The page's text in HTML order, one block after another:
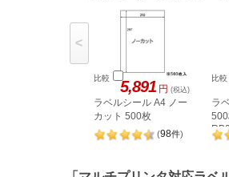
比較 5,891 円 (税込)
ラベルシール A4 ノー
カット 500枚
(98件)
比較
ラ
<